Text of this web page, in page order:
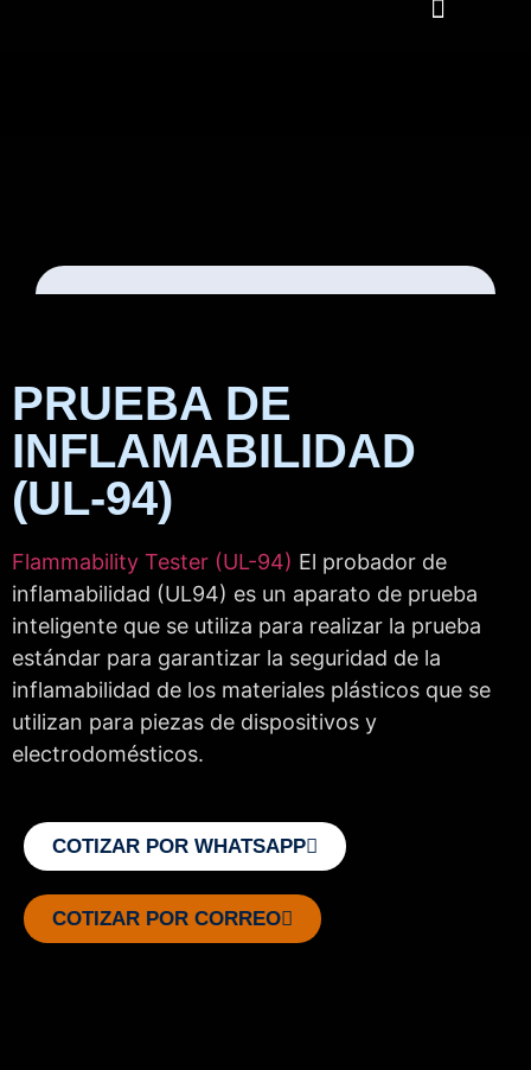
PRUEBA DE
INFLAMABILIDAD
(UL-94)
Flammability Tester (UL-94) El probador de
inflamabilidad (UL94) es un aparato de prueba
inteligente que se utiliza para realizar la prueba
estándar para garantizar la seguridad de la
inflamabilidad de los materiales plásticos que se
utilizan para piezas de dispositivos y
electrodomésticos.
COTIZAR POR WHATSAPP
COTIZAR POR CORREO